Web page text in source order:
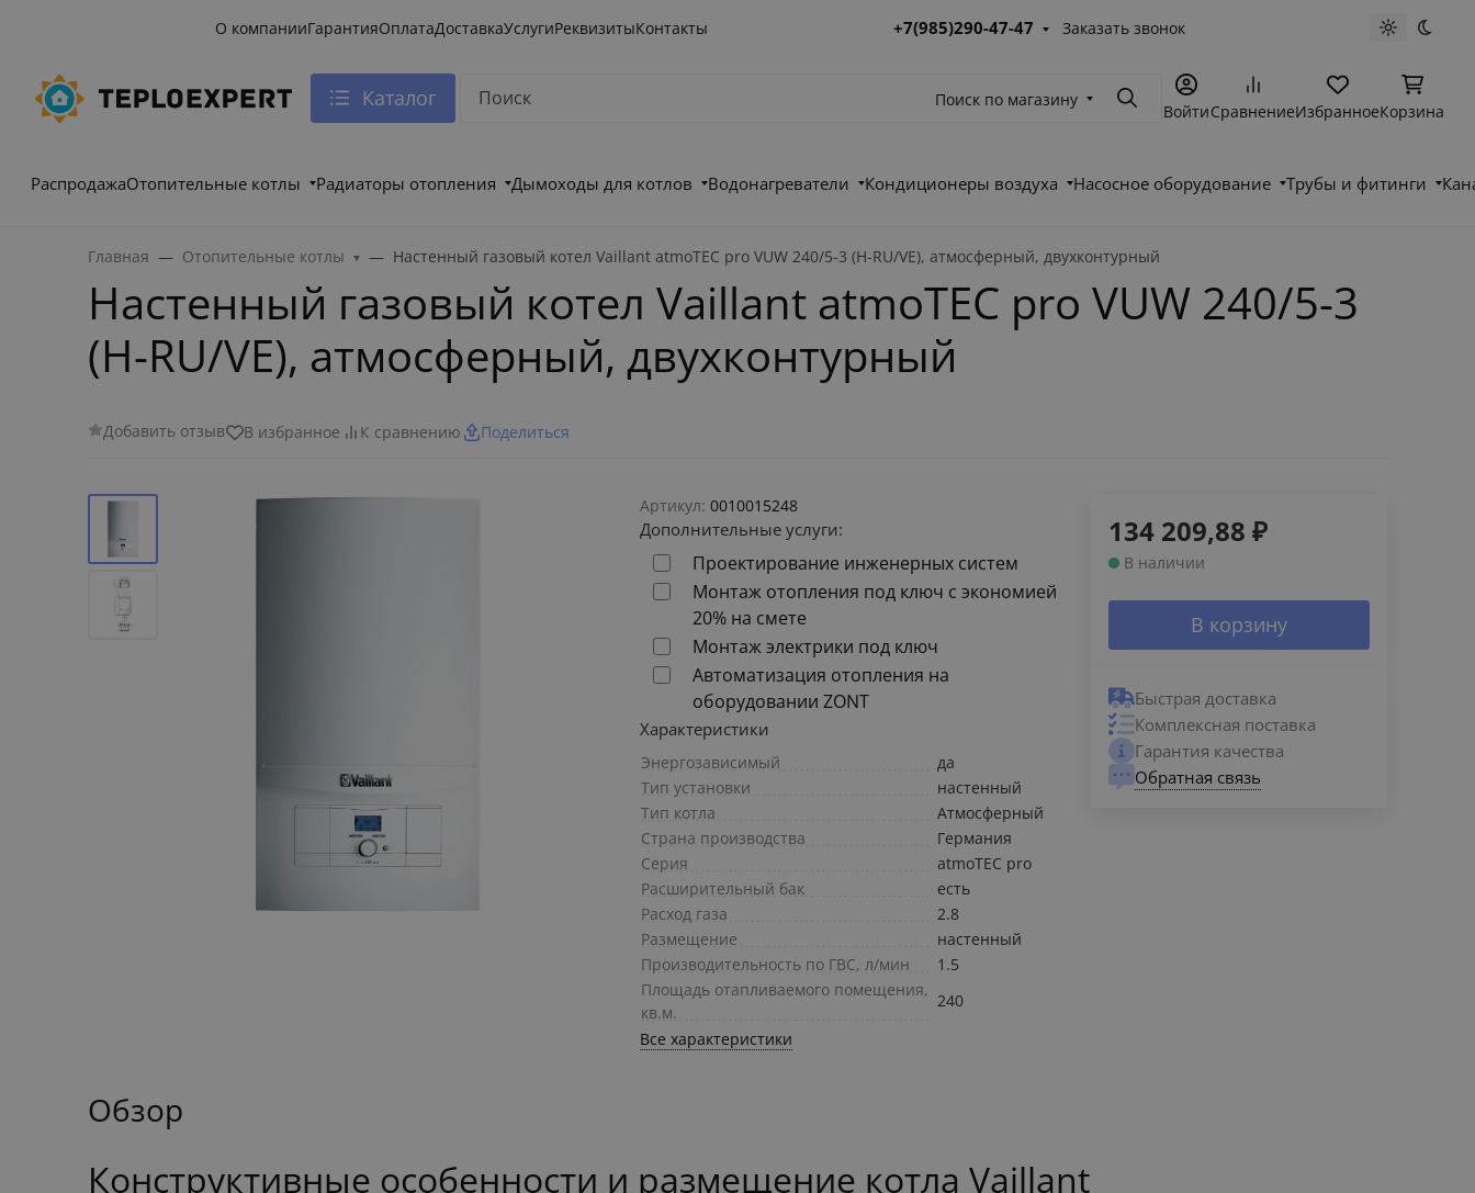
О компанииГарантияОплатаДоставкаУслугиРеквизитыКонтакты +7(985)290-47-47 Заказать звонок Светлая
Каталог Поиск по магазину ПоискВойтиСравнениеИзбранноеКорзина
РаспродажаОтопительные котлы Радиаторы отопления Дымоходы для котлов Водонагреватели Кондиционеры воздуха Насосное оборудование Трубы и фитинги
Главная Отопительные котлы Настенный газовый котел Vaillant atmoTEC pro VUW 240/5-3 (H-RU/VE), атмосферный, двухконтурный
Настенный газовый котел Vaillant atmoTEC pro VUW 240/5-3
(H-RU/VE), атмосферный, двухконтурный
Добавить отзыв В избранное К сравнению Поделиться
Артикул: 0010015248
Дополнительные услуги:
Проектирование инженерных систем
Монтаж отопления под ключ с экономией
20% на смете
Монтаж электрики под ключ
Автоматизация отопления на
оборудовании ZONT
Характеристики
Энергозависимый
да
Тип установки
настенный
Тип котла
Атмосферный
Страна производства
Германия
Серия
atmoTEC pro
Расширительный бак
есть
Расход газа
2.8
Размещение
настенный
Производительность по ГВС, л/мин
1.5
Площадь отапливаемого помещения,
кв.м.
240
Все характеристики
134 209,88 ₽
В наличии
В корзину
Быстрая доставка
Комплексная поставка
Гарантия качества
Обратная связь
Обзор
Конструктивные особенности и размещение котла Vaillant